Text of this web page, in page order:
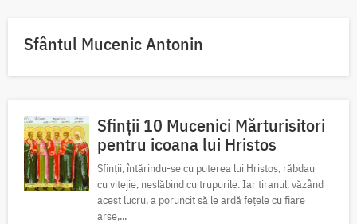
Sfântul Mucenic Antonin
Sfinții 10 Mucenici Mărturisitori
pentru icoana lui Hristos
Sfinții, întărindu-se cu puterea lui Hristos, răbdau
cu vitejie, neslăbind cu trupurile. Iar tiranul, văzând
acest lucru, a poruncit să le ardă fețele cu fiare
arse,...